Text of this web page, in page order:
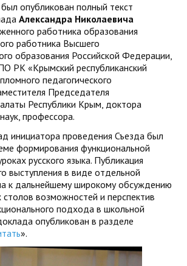
переподготовка
опубликован полный текст
Александра Николаевича
работника образования
работника Высшего
образования Российской Федерации,
РК «Крымский республиканский
педагогического
Председателя
Республики Крым, доктора
профессора.
инициатора проведения Съезда был
формирования функциональной
русского языка. Публикация
выступления в виде отдельной
к дальнейшему широкому обсуждению
столов возможностей и перспектив
подхода в школьной
опубликован в разделе
».